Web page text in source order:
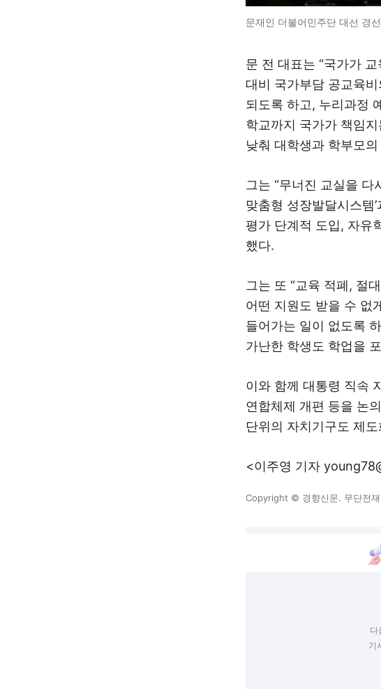
문재인 더불어민주단 대선 경
문 전 대표는 “국가가
대비 국가부담 공교육
되도록 하고, 누리과정
학교까지 국가가 책임
낮춰 대학생과 학부모
그는 “무너진 교실을 다
맞춤형 성장발달시스템
평가 단계적 도입, 자유
했다.
그는 또 “교육 적폐, 절
어떤 지원도 받을 수 없
들어가는 일이 없도록
가난한 학생도 학업을
이와 함께 대통령 직속
연합체제 개편 등을 논
단위의 자치기구도 제
<이주영 기자
Copyright © 경향신문. 무단전
다
기